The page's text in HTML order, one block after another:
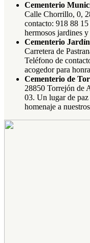
Cementerio
Calle Chorrillo, 0,
contacto: 918 88 15
hermosos jardines
Cementerio
Carretera de
Teléfono de
acogedor para
Cementerio de
28850 Torrejón de
03. Un lugar de
homenaje a